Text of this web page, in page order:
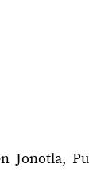
Jonotla,